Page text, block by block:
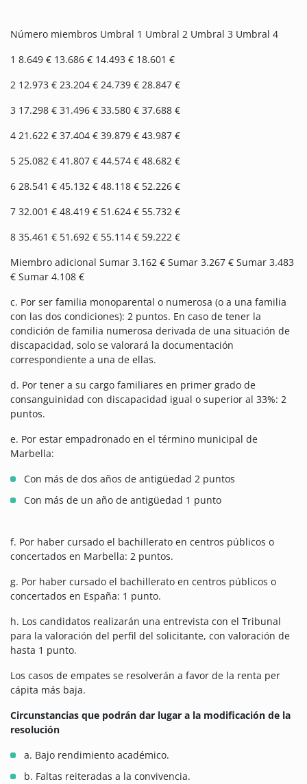
Número miembros Umbral 1 Umbral 2 Umbral 3 Umbral 4
1 8.649 € 13.686 € 14.493 € 18.601 €
2 12.973 € 23.204 € 24.739 € 28.847 €
3 17.298 € 31.496 € 33.580 € 37.688 €
4 21.622 € 37.404 € 39.879 € 43.987 €
5 25.082 € 41.807 € 44.574 € 48.682 €
6 28.541 € 45.132 € 48.118 € 52.226 €
7 32.001 € 48.419 € 51.624 € 55.732 €
8 35.461 € 51.692 € 55.114 € 59.222 €
Miembro adicional Sumar 3.162 € Sumar 3.267 € Sumar 3.483
€ Sumar 4.108 €
c. Por ser familia monoparental o numerosa (o a una familia
con las dos condiciones): 2 puntos. En caso de tener la
condición de familia numerosa derivada de una situación de
discapacidad, solo se valorará la documentación
correspondiente a una de ellas.
d. Por tener a su cargo familiares en primer grado de
consanguinidad con discapacidad igual o superior al 33%: 2
puntos.
e. Por estar empadronado en el término municipal de
Marbella:
Con más de dos años de antigüedad 2 puntos
Con más de un año de antigüedad 1 punto
f. Por haber cursado el bachillerato en centros públicos o
concertados en Marbella: 2 puntos.
g. Por haber cursado el bachillerato en centros públicos o
concertados en España: 1 punto.
h. Los candidatos realizarán una entrevista con el Tribunal
para la valoración del perfil del solicitante, con valoración de
hasta 1 punto.
Los casos de empates se resolverán a favor de la renta per
cápita más baja.
Circunstancias que podrán dar lugar a la modificación de la
resolución
a. Bajo rendimiento académico.
b. Faltas reiteradas a la convivencia.